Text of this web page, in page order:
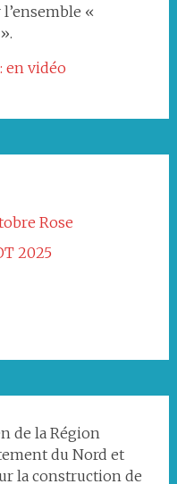
«
en vidéo
Rose
2025
de la Région
du Nord et
la construction de